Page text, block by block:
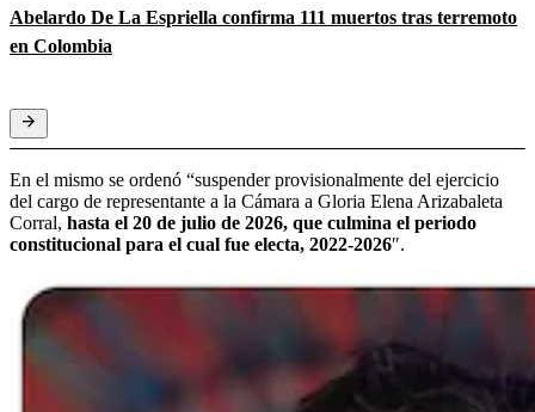
Abelardo De La Espriella confirma 111 muertos tras terremoto
en Colombia
En el mismo se ordenó “suspender provisionalmente del ejercicio
del cargo de representante a la Cámara a Gloria Elena Arizabaleta
Corral, hasta el 20 de julio de 2026, que culmina el periodo
constitucional para el cual fue electa, 2022-2026″.